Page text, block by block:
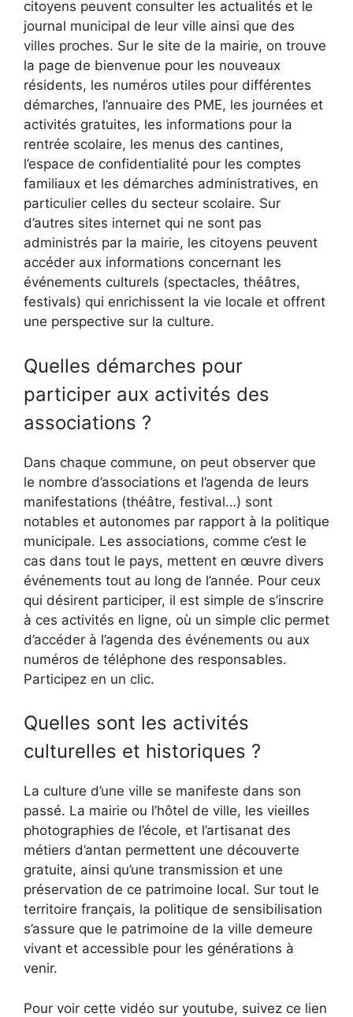
citoyens peuvent consulter les actualités et le
journal municipal de leur ville ainsi que des
villes proches. Sur le site de la mairie, on trouve
la page de bienvenue pour les nouveaux
résidents, les numéros utiles pour différentes
démarches, l’annuaire des PME, les journées et
activités gratuites, les informations pour la
rentrée scolaire, les menus des cantines,
l’espace de confidentialité pour les comptes
familiaux et les démarches administratives, en
particulier celles du secteur scolaire. Sur
d’autres sites internet qui ne sont pas
administrés par la mairie, les citoyens peuvent
accéder aux informations concernant les
événements culturels (spectacles, théâtres,
festivals) qui enrichissent la vie locale et offrent
une perspective sur la culture.
Quelles démarches pour
participer aux activités des
associations ?
Dans chaque commune, on peut observer que
le nombre d’associations et l’agenda de leurs
manifestations (théâtre, festival…) sont
notables et autonomes par rapport à la politique
municipale. Les associations, comme c’est le
cas dans tout le pays, mettent en œuvre divers
événements tout au long de l’année. Pour ceux
qui désirent participer, il est simple de s’inscrire
à ces activités en ligne, où un simple clic permet
d’accéder à l’agenda des événements ou aux
numéros de téléphone des responsables.
Participez en un clic.
Quelles sont les activités
culturelles et historiques ?
La culture d’une ville se manifeste dans son
passé. La mairie ou l’hôtel de ville, les vieilles
photographies de l’école, et l’artisanat des
métiers d’antan permettent une découverte
gratuite, ainsi qu’une transmission et une
préservation de ce patrimoine local. Sur tout le
territoire français, la politique de sensibilisation
s’assure que le patrimoine de la ville demeure
vivant et accessible pour les générations à
venir.
Pour voir cette vidéo sur youtube, suivez ce lien